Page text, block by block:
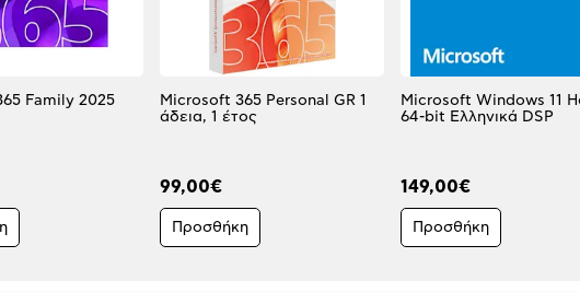
Family 2025
Microsoft 365 Personal GR 1
άδεια, 1 έτος
99,00€
Προσθήκη
Microsoft Windows 11
64-bit Ελληνικά DSP
149,00€
Προσθήκη